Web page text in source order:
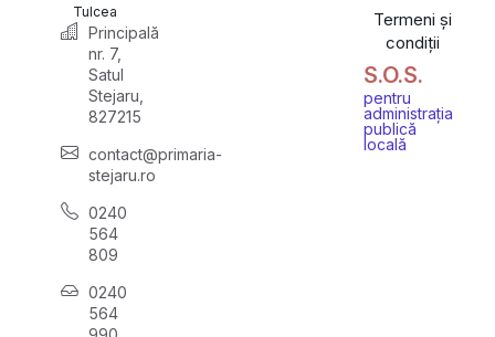
Tulcea
Principală
nr. 7,
Satul
Stejaru,
827215
contact@primaria-
stejaru.ro
0240
564
809
0240
564
Termeni și
condiții
S.O.S.
pentru
administrația
publică
locală